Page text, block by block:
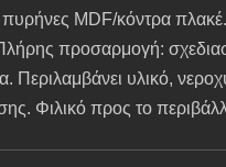
πυρήνες MDF/κόντρα
προσαρμογή:
Περιλαμβάνει υλικό,
Φιλικό προς το